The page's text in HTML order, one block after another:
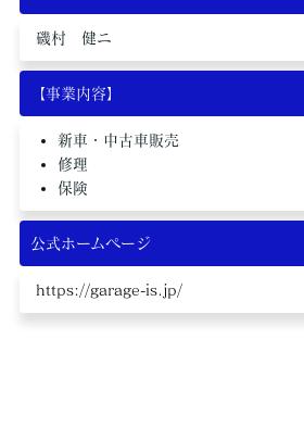
お客さまがご本人の個人情報の照会・修
れる場合には、ご本人であることを確認
きます。
法令、規範の遵守と見直し
当社は、保有する個人情報に関して適用
他規範を遵守するとともに、本ポリシー
の改善に努めます。
磯村 健ニ
【事業内容】
新車・中古車販売
修理
保険
公式ホームページ
https://garage-is.jp/